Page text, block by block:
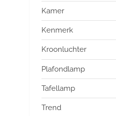
Kamer
Kenmerk
Kroonluchter
Plafondlamp
Tafellamp
Trend